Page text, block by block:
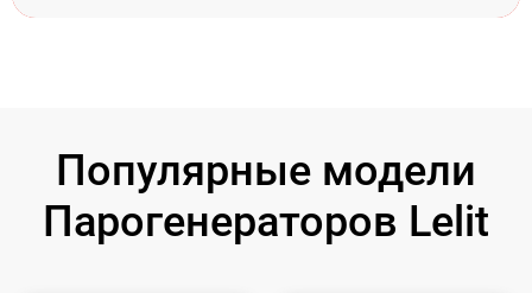
Популярные модели
Парогенераторов Lelit